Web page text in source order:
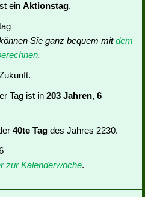
ein Aktionstag.
Sie ganz bequem mitdem
.
Tag ist in 203 Jahren, 6
40te Tag des Jahres 2230.
zur Kalenderwoche.